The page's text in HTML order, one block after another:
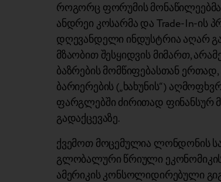
როგორც ფორუმის
ანდრეი კოსარმა და Trade-In-ის
დღევანდელი ინდუსტრია აღარ
მზაობით შესყიდვის მიმართ,
ბაზრების მომწიფებასთან
ბარიერების („ხახუნის“)
ფარგლებში ძირითად ფინანსურ
გადაქცევაზე.
ქვემოთ მოცემულია ლონდონის
გლობალური წრიული
ამერიკის კონსოლიდირებული